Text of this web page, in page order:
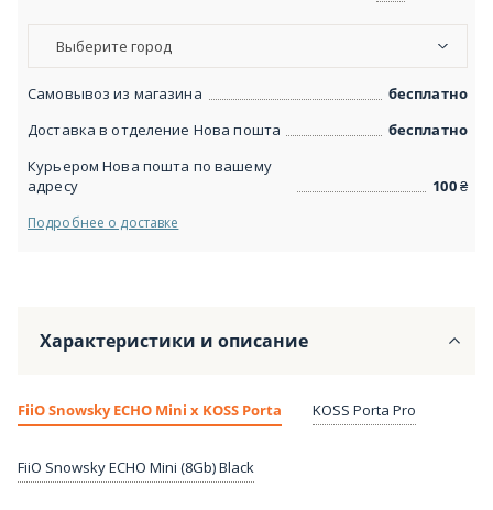
Выберите город
Самовывоз из магазина
бесплатно
Доставка в отделение Нова пошта
бесплатно
Курьером Нова пошта по вашему
адресу
100₴
Подробнее о доставке
Характеристики и описание
FiiO Snowsky ECHO Mini x KOSS Porta KOSS Porta Pro
FiiO Snowsky ECHO Mini (8Gb) Black